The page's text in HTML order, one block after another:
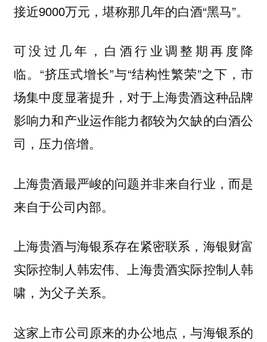
接近9000万元，堪称那几年的白酒“黑马”。
可没过几年，白酒行业调整期再度降
临。“挤压式增长”与“结构性繁荣”之下，市
场集中度显著提升，对于上海贵酒这种品牌
影响力和产业运作能力都较为欠缺的白酒公
司，压力倍增。
上海贵酒最严峻的问题并非来自行业，而是
来自于公司内部。
上海贵酒与海银系存在紧密联系，海银财富
实际控制人韩宏伟、上海贵酒实际控制人韩
啸，为父子关系。
这家上市公司原来的办公地点，与海银系的